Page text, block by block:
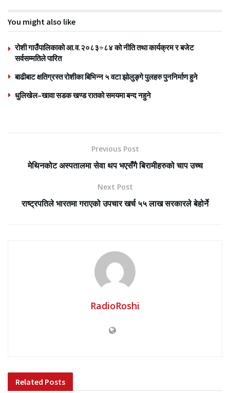
You might also like
रोशी गाउँपालिकाको आ.व.२०८३÷८४ को नीति तथा कार्यक्रम र बजेट
सर्वसम्मतिले पारित
बाढीबाट क्षतिग्रस्त रोशीका बिभिन्न ५ वटा झोलुङ्गे पुलहरु पुननिर्माण हुने
धुलिखेल–खावा सडक खण्ड रातको समयमा बन्द नहुने
Previous Post
मेथिनकोट अस्पतालमा सेवा थप भएसँगै बिरामीहरुको चाप उच्च
Next Post
राष्ट्रपतिले भारतमा गराएको उपचार खर्च ५५ लाख सरकारले बेहोर्ने
RadioRoshi
Related Posts